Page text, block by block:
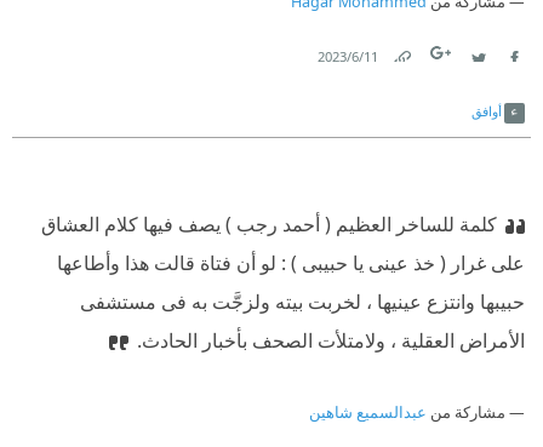
11‏/6‏/2023
أوافق
كلمة للساخر العظيم ( أحمد رجب ) يصف فيها كلام العشاق
على غرار ( خذ عينى يا حبيبى ) : لو أن فتاة قالت هذا وأطاعها
حبيبها وانتزع عينيها ، لخربت بيتە ولزجَّت بە فى مستشفى
الأمراض العقلية ، ولامتلأت الصحف بأخبار الحادث.
مشاركة من عبدالسميع شاهين